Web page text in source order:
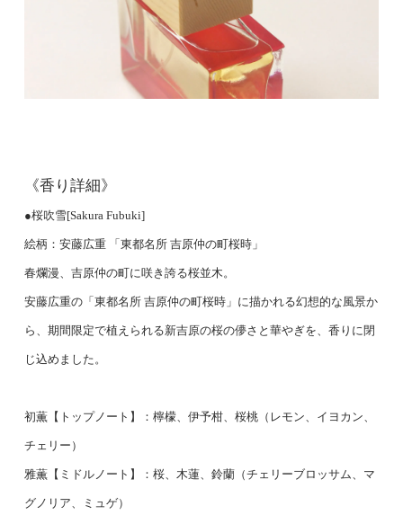
《香り詳細》
●桜吹雪[Sakura Fubuki]
絵柄：安藤広重 「東都名所 吉原仲の町桜時」
春爛漫、吉原仲の町に咲き誇る桜並木。
安藤広重の「東都名所 吉原仲の町桜時」に描かれる幻想的な風景か
ら、期間限定で植えられる新吉原の桜の儚さと華やぎを、香りに閉
じ込めました。
初薫【トップノート】：檸檬、伊予柑、桜桃（レモン、イヨカン、
チェリー）
雅薫【ミドルノート】：桜、木蓮、鈴蘭（チェリーブロッサム、マ
グノリア、ミュゲ）